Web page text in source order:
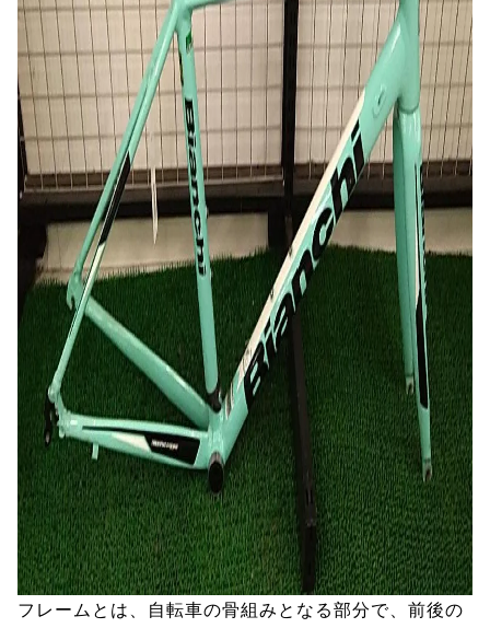
フレームとは、自転車の骨組みとなる部分で、前後の